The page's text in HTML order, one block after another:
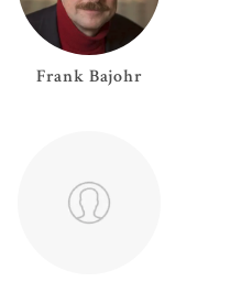
Frank Bajohr